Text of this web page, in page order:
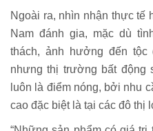
Ngoài ra, nhìn nhận thực tế
Nam đánh gia, mặc dù
thách, ảnh hưởng đến
nhưng thị trường bất
luôn là điểm nóng, bởi nhu
cao đặc biệt là tại các đô thị